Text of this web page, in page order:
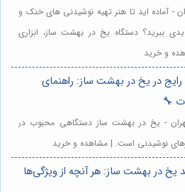
- آماده اید تا هنر تهیه نوشیدنی های خنک و
ببرید؟ دستگاه یخ در بهشت ساز، ابزاری
و خرید
در یخ در بهشت ساز: راهنمای
🔧
- یخ در بهشت ساز دستگاهی محبوب در
نوشیدنی است. | مشاهده و خرید
یخ در بهشت ساز: هر آنچه از ویژگی‌ها